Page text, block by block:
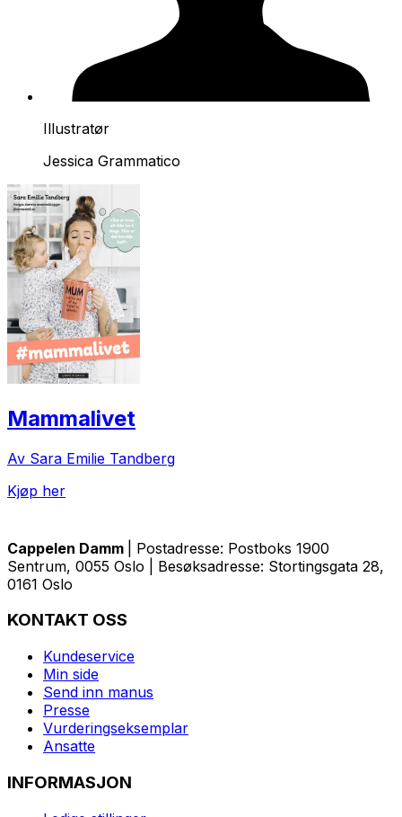
Illustratør
Jessica Grammatico
Mammalivet
Av Sara Emilie Tandberg
Kjøp her
Cappelen Damm
| Postadresse: Postboks 1900
Sentrum, 0055 Oslo | Besøksadresse: Stortingsgata 28,
0161 Oslo
KONTAKT OSS
Kundeservice
Min side
Send inn manus
Presse
Vurderingseksemplar
Ansatte
INFORMASJON